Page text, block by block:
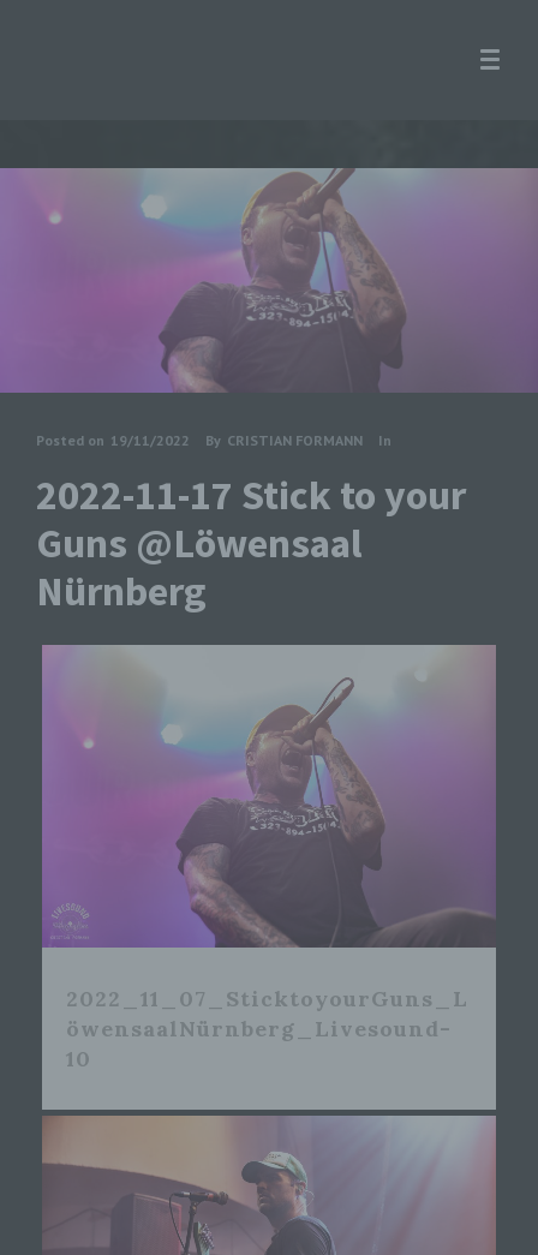
Posted on 19/11/2022 By CRISTIAN FORMANN In
2022-11-17 Stick to your
Guns @Löwensaal
Nürnberg
2022_11_07_SticktoyourGuns_L
öwensaalNürnberg_Livesound-
10